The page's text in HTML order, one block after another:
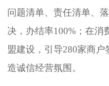
问题清单、责任清单、
决，办结率100%；在消
盟建设，引导280家商
造诚信经营氛围。